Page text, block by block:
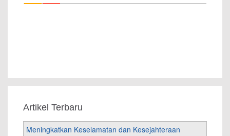
Artikel Terbaru
Meningkatkan Keselamatan dan Kesejahteraan